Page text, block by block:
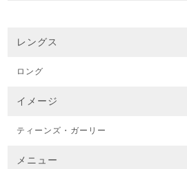
レングス
ロング
イメージ
ティーンズ・ガーリー
メニュー